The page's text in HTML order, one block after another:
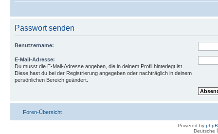
Passwort senden
Benutzername:
E-Mail-Adresse:
Du musst die E-Mail-Adresse angeben, die in deinem Profil hinterlegt ist.
Diese hast du bei der Registrierung angegeben oder nachträglich in deinem
persönlichen Bereich geändert.
Foren-Übersicht
Powered by
Deutsche